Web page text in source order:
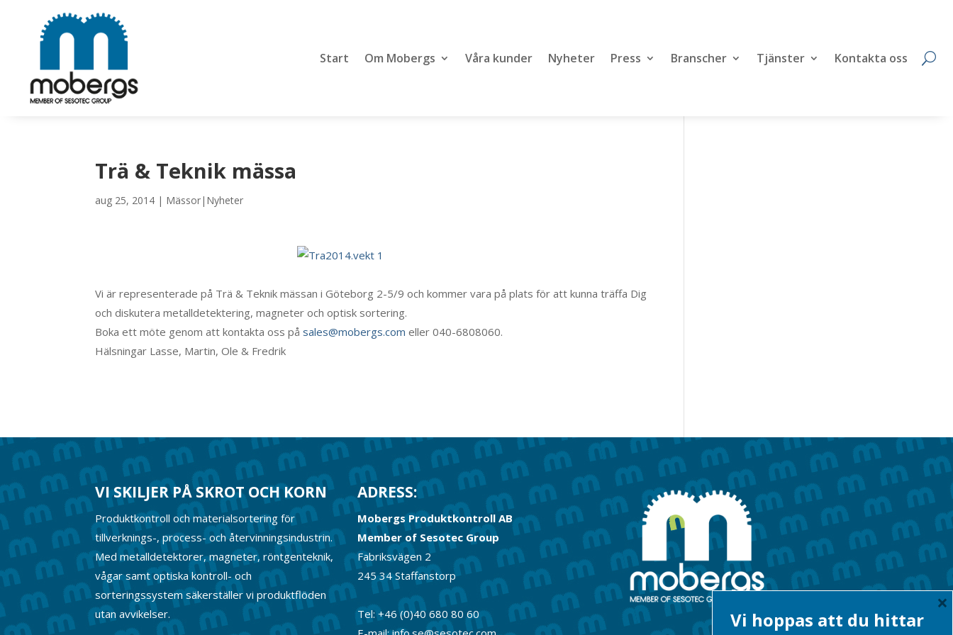
Start Om Mobergs Våra kunder Nyheter Press Branscher Tjänster Kontakta oss
Trä & Teknik mässa
aug 25, 2014 | Mässor|Nyheter
Vi är representerade på Trä & Teknik mässan i Göteborg 2-5/9 och kommer vara på plats för att kunna träffa Dig
och diskutera metalldetektering, magneter och optisk sortering.
Boka ett möte genom att kontakta oss påsales@mobergs.com eller 040-6808060.
Hälsningar Lasse, Martin, Ole & Fredrik
VI SKILJER PÅ SKROT OCH KORN
Produktkontroll och materialsortering för
tillverknings-, process- och återvinningsindustrin.
Med metalldetektorer, magneter, röntgenteknik,
vågar samt optiska kontroll- och
sorteringssystem säkerställer vi produktflöden
utan avvikelser.
ADRESS:
Mobergs Produktkontroll AB
Member of Sesotec Group
Fabriksvägen 2
245 34 Staffanstorp
Tel: +46 (0)40 680 80 60
Vi hoppas att du hittar
×